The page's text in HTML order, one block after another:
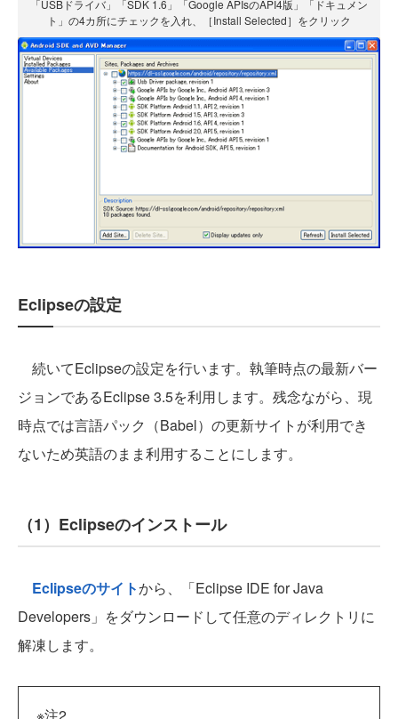
「USBドライバ」「SDK 1.6」「Google APIsのAPI4版」「ドキュメン
ト」の4カ所にチェックを入れ、［Install Selected］をクリック
Eclipseの設定
続いてEclipseの設定を行います。執筆時点の最新バー
ジョンであるEclipse 3.5を利用します。残念ながら、現
時点では言語パック（Babel）の更新サイトが利用でき
ないため英語のまま利用することにします。
（1）Eclipseのインストール
Eclipseのサイトから、「Eclipse IDE for Java
Developers」をダウンロードして任意のディレクトリに
解凍します。